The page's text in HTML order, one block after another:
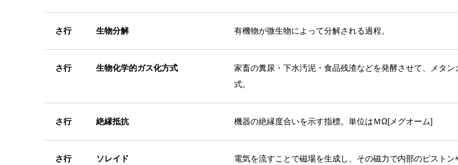
さ行 生物分解 有機物が微生物によって分解される過程。
さ行 生物化学的ガス化方式
家畜の糞尿・下水汚泥・食品残渣などを発酵させて、メタ
式。
さ行 絶縁抵抗 機器の絶縁度合いを示す指標。単位はＭΩ[メグオーム]
さ行 ソレイド
電気を流すことで磁場を生成し、その磁力で内部のピストン